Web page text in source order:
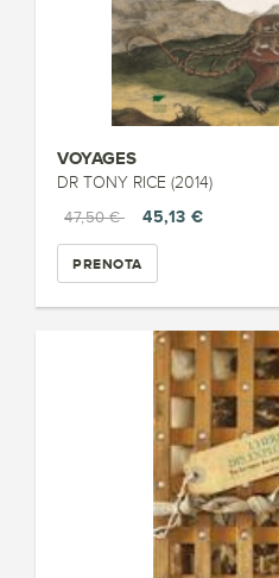
VOYAGES
DR TONY RICE (2014)
47,50 €
45,13 €
PRENOTA